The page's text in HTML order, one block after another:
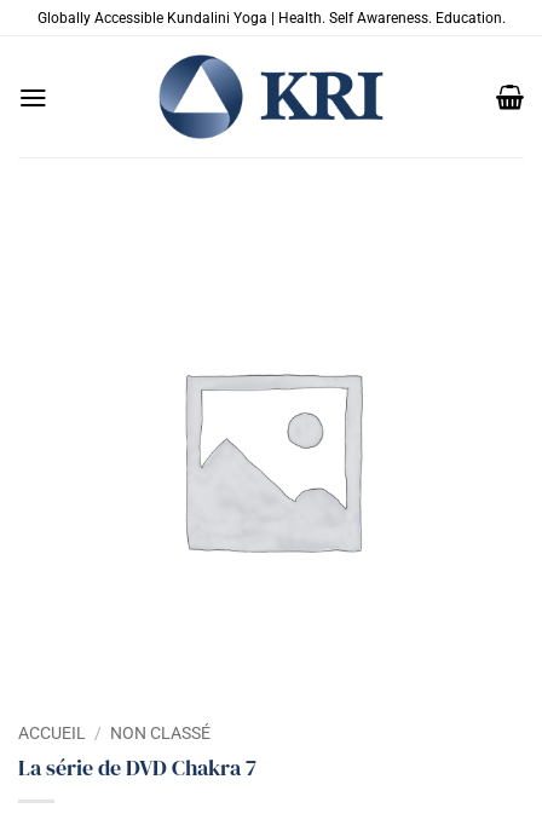
PasserGlobally Accessible Kundalini Yoga | Health. Self Awareness. Education.
ACCUEIL / NON CLASSÉ
La série de DVD Chakra 7